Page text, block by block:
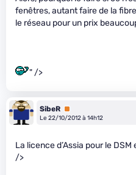
fenêtres, autant faire de la
le réseau pour un prix
" />
SibeR Premium
Le 22/10/2012 à 14h12
La licence d’Assia pour le
/>